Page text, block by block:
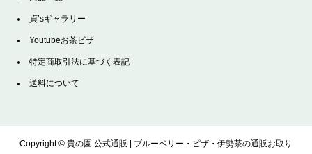
貞’sギャラリー
Youtubeお茶ピザ
特定商取引法に基づく表記
送料について
Copyright © 貴の園 公式通販 | ブルーベリー・ピザ・伊勢茶の通販お取り